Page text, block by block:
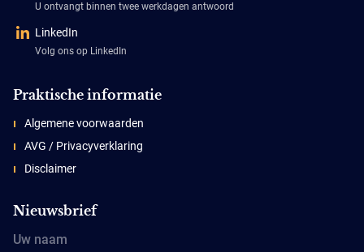
U ontvangt binnen twee werkdagen antwoord
LinkedIn
Volg ons op LinkedIn
Praktische informatie
Algemene voorwaarden
AVG / Privacyverklaring
Disclaimer
Nieuwsbrief
Uw naam